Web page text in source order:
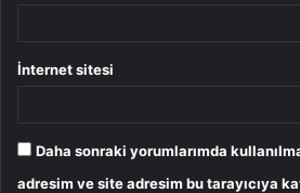
İnternet sitesi
Daha sonraki yorumlarımda
adresim ve site adresim bu tarayıcıya